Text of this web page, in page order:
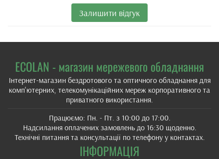
Залишити відгук
ECOLAN - магазин мережевого обладнання
Інтернет-магазин бездротового та оптичного обладнання для
комп'ютерних, телекомунікаційних мереж корпоративного та
приватного використання.
Працюємо: Пн. - Пт. з 10:00 до 17:00.
Надсилання оплачених замовлень до 16:30 щоденно.
Технічні питання та консультації по телефону у контактах.
ІНФОРМАЦІЯ